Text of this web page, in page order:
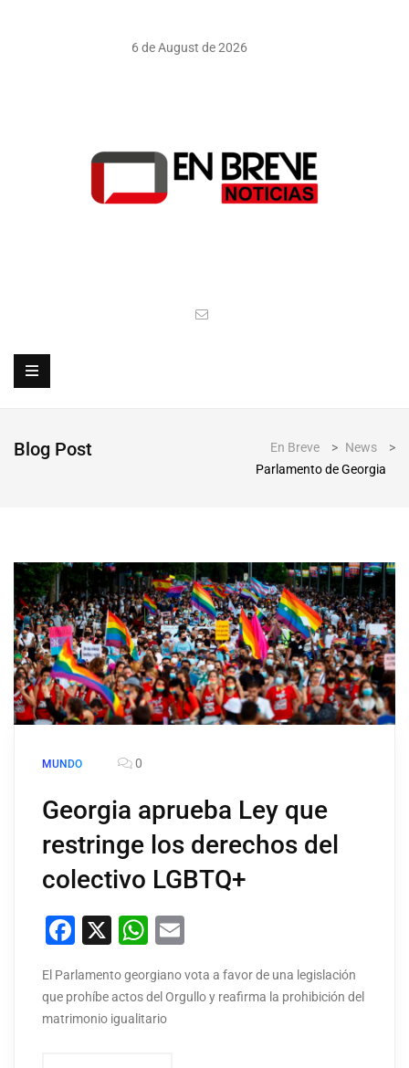
6 de August de 2026
Blog Post En Breve > News
>
Parlamento de Georgia
MUNDO 0
Georgia aprueba Ley que
restringe los derechos del
colectivo LGBTQ+
Facebook
X WhatsApp
El Parlamento georgiano vota a favor de una legislación
que prohíbe actos del Orgullo y reafirma la prohibición del
matrimonio igualitario